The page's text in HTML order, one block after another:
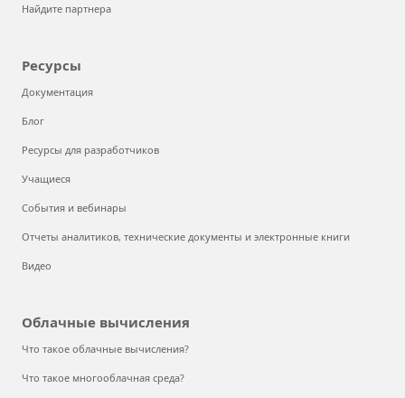
Найдите партнера
Ресурсы
Документация
Блог
Ресурсы для разработчиков
Учащиеся
События и вебинары
Отчеты аналитиков, технические документы и электронные книги
Видео
Облачные вычисления
Что такое облачные вычисления?
Что такое многооблачная среда?